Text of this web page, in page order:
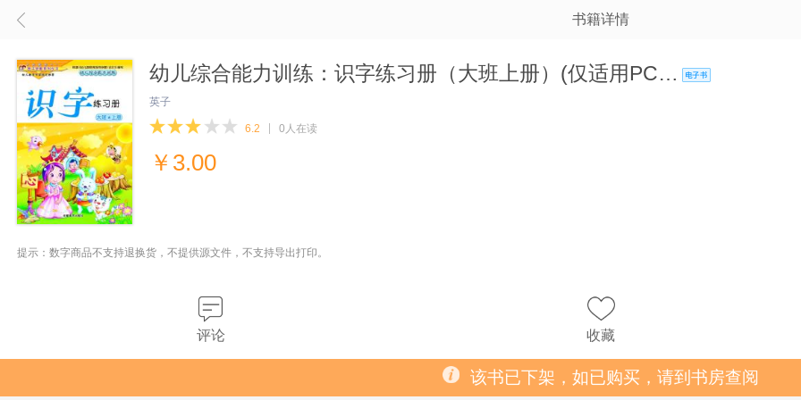
书籍详情
幼儿综合能力训练：识字练习册（大班上册）(仅适用PC…
英子
6.2 0人在读
￥ 3.00
提示：数字商品不支持退换货，不提供源文件，不支持导出打印。
评论 收藏
该书已下架，如已购买，请到书房查阅